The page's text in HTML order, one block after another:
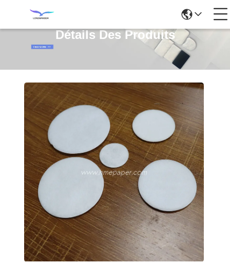
Détails Des Produits